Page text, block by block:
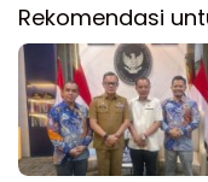
Rekomendasi